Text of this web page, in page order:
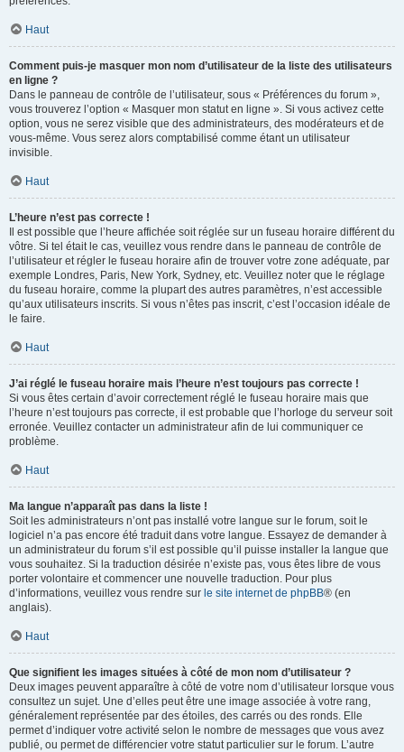
Haut
Comment puis-je masquer mon nom d’utilisateur de la liste des utilisateurs
en ligne ?
Dans le panneau de contrôle de l’utilisateur, sous « Préférences du forum »,
vous trouverez l’option « Masquer mon statut en ligne ». Si vous activez cette
option, vous ne serez visible que des administrateurs, des modérateurs et de
vous-même. Vous serez alors comptabilisé comme étant un utilisateur
invisible.
Haut
L’heure n’est pas correcte !
Il est possible que l’heure affichée soit réglée sur un fuseau horaire différent du
vôtre. Si tel était le cas, veuillez vous rendre dans le panneau de contrôle de
l’utilisateur et régler le fuseau horaire afin de trouver votre zone adéquate, par
exemple Londres, Paris, New York, Sydney, etc. Veuillez noter que le réglage
du fuseau horaire, comme la plupart des autres paramètres, n’est accessible
qu’aux utilisateurs inscrits. Si vous n’êtes pas inscrit, c’est l’occasion idéale de
le faire.
Haut
J’ai réglé le fuseau horaire mais l’heure n’est toujours pas correcte !
Si vous êtes certain d’avoir correctement réglé le fuseau horaire mais que
l’heure n’est toujours pas correcte, il est probable que l’horloge du serveur soit
erronée. Veuillez contacter un administrateur afin de lui communiquer ce
problème.
Haut
Ma langue n’apparaît pas dans la liste !
Soit les administrateurs n’ont pas installé votre langue sur le forum, soit le
logiciel n’a pas encore été traduit dans votre langue. Essayez de demander à
un administrateur du forum s’il est possible qu’il puisse installer la langue que
vous souhaitez. Si la traduction désirée n’existe pas, vous êtes libre de vous
porter volontaire et commencer une nouvelle traduction. Pour plus
d’informations, veuillez vous rendre sur le site internet de phpBB® (en
anglais).
Haut
Que signifient les images situées à côté de mon nom d’utilisateur ?
Deux images peuvent apparaître à côté de votre nom d’utilisateur lorsque vous
consultez un sujet. Une d’elles peut être une image associée à votre rang,
généralement représentée par des étoiles, des carrés ou des ronds. Elle
permet d’indiquer votre activité selon le nombre de messages que vous avez
publié, ou permet de différencier votre statut particulier sur le forum. L’autre